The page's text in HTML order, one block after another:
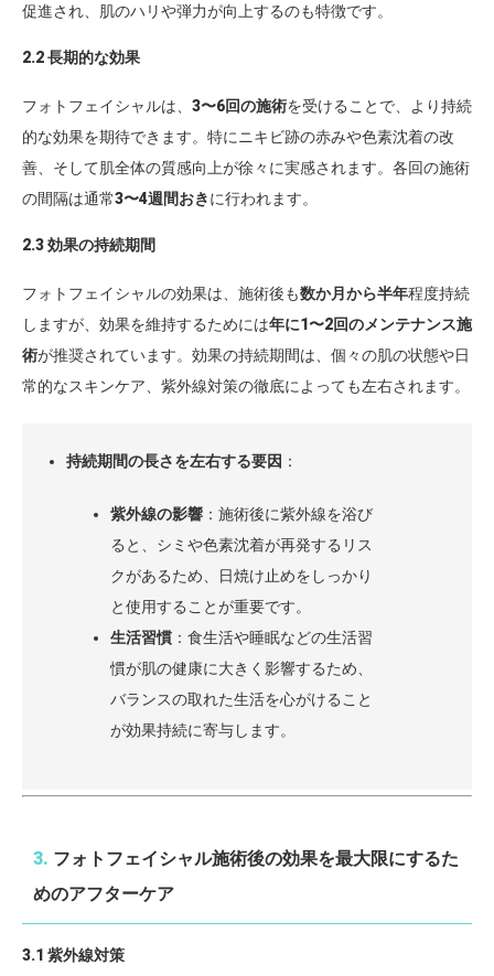
促進され、肌のハリや弾力が向上するのも特徴です。
2.2 長期的な効果
フォトフェイシャルは、 3〜6回の施術を受けることで、より持続
的な効果を期待できます。特にニキビ跡の赤みや色素沈着の改
善、そして肌全体の質感向上が徐々に実感されます。各回の施術
の間隔は通常3〜4週間おきに行われます。
2.3 効果の持続期間
フォトフェイシャルの効果は、施術後も数か月から半年程度持続
しますが、効果を維持するためには年に1〜2回のメンテナンス施
術が推奨されています。効果の持続期間は、個々の肌の状態や日
常的なスキンケア、紫外線対策の徹底によっても左右されます。
持続期間の長さを左右する要因 ：
紫外線の影響 ：施術後に紫外線を浴び
ると、シミや色素沈着が再発するリス
クがあるため、日焼け止めをしっかり
と使用することが重要です。
生活習慣 ：食生活や睡眠などの生活習
慣が肌の健康に大きく影響するため、
バランスの取れた生活を心がけること
が効果持続に寄与します。
3. フォトフェイシャル施術後の効果を最大限にするた
めのアフターケア
3.1 紫外線対策